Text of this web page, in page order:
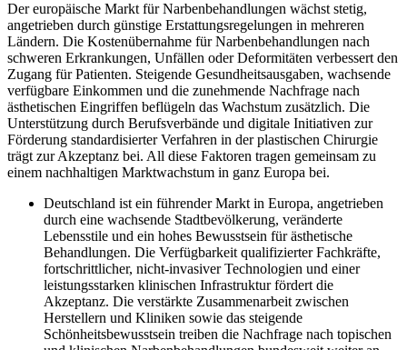
Der europäische Markt für Narbenbehandlungen wächst stetig,
angetrieben durch günstige Erstattungsregelungen in mehreren
Ländern. Die Kostenübernahme für Narbenbehandlungen nach
schweren Erkrankungen, Unfällen oder Deformitäten verbessert den
Zugang für Patienten. Steigende Gesundheitsausgaben, wachsende
verfügbare Einkommen und die zunehmende Nachfrage nach
ästhetischen Eingriffen beflügeln das Wachstum zusätzlich. Die
Unterstützung durch Berufsverbände und digitale Initiativen zur
Förderung standardisierter Verfahren in der plastischen Chirurgie
trägt zur Akzeptanz bei. All diese Faktoren tragen gemeinsam zu
einem nachhaltigen Marktwachstum in ganz Europa bei.
Deutschland ist ein führender Markt in Europa, angetrieben
durch eine wachsende Stadtbevölkerung, veränderte
Lebensstile und ein hohes Bewusstsein für ästhetische
Behandlungen. Die Verfügbarkeit qualifizierter Fachkräfte,
fortschrittlicher, nicht-invasiver Technologien und einer
leistungsstarken klinischen Infrastruktur fördert die
Akzeptanz. Die verstärkte Zusammenarbeit zwischen
Herstellern und Kliniken sowie das steigende
Schönheitsbewusstsein treiben die Nachfrage nach topischen